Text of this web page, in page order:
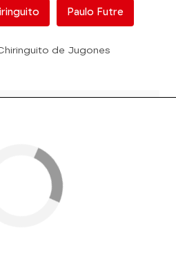
Paulo Futre
de Jugones